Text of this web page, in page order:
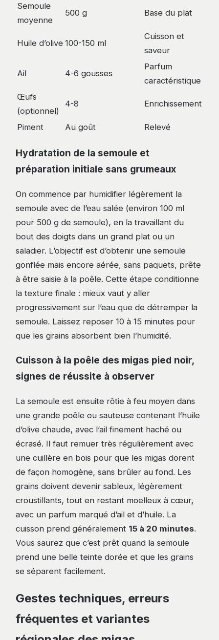
Semoule
moyenne
500 g Base du plat
Huile d’olive 100-150 ml
Cuisson et
saveur
Ail 4-6 gousses
Parfum
caractéristique
Œufs
(optionnel)
4-8 Enrichissement
Piment Au goût Relevé
Hydratation de la semoule et
préparation initiale sans grumeaux
On commence par humidifier légèrement la
semoule avec de l’eau salée (environ 100 ml
pour 500 g de semoule), en la travaillant du
bout des doigts dans un grand plat ou un
saladier. L’objectif est d’obtenir une semoule
gonflée mais encore aérée, sans paquets, prête
à être saisie à la poêle. Cette étape conditionne
la texture finale : mieux vaut y aller
progressivement sur l’eau que de détremper la
semoule. Laissez reposer 10 à 15 minutes pour
que les grains absorbent bien l’humidité.
Cuisson à la poêle des migas pied noir,
signes de réussite à observer
La semoule est ensuite rôtie à feu moyen dans
une grande poêle ou sauteuse contenant l’huile
d’olive chaude, avec l’ail finement haché ou
écrasé. Il faut remuer très régulièrement avec
une cuillère en bois pour que les migas dorent
de façon homogène, sans brûler au fond. Les
grains doivent devenir sableux, légèrement
croustillants, tout en restant moelleux à cœur,
avec un parfum marqué d’ail et d’huile. La
cuisson prend généralement 15 à 20 minutes.
Vous saurez que c’est prêt quand la semoule
prend une belle teinte dorée et que les grains
se séparent facilement.
Gestes techniques, erreurs
fréquentes et variantes